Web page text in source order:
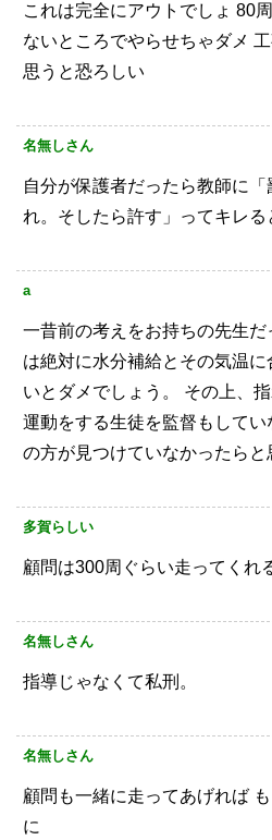
これは完全にアウトでしょ 80
ないところでやらせちゃダメ
思うと恐ろしい
名無しさん
自分が保護者だったら教師に
れ。そしたら許す」ってキレる
a
一昔前の考えをお持ちの先生
は絶対に水分補給とその気温
いとダメでしょう。
その上、
運動をする生徒を監督もして
の方が見つけていなかったらと
多賀らしい
顧問は300周ぐらい走ってくれ
名無しさん
指導じゃなくて私刑。
名無しさん
顧問も一緒に走ってあげれば
に